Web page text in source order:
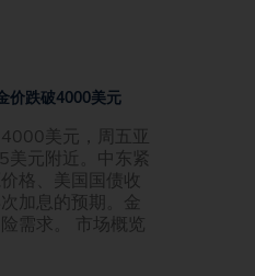
价跌破4000美元
美元，周五亚
美元附近。中东紧
格、美国国债收
加息的预期。金
需求。 市场概览